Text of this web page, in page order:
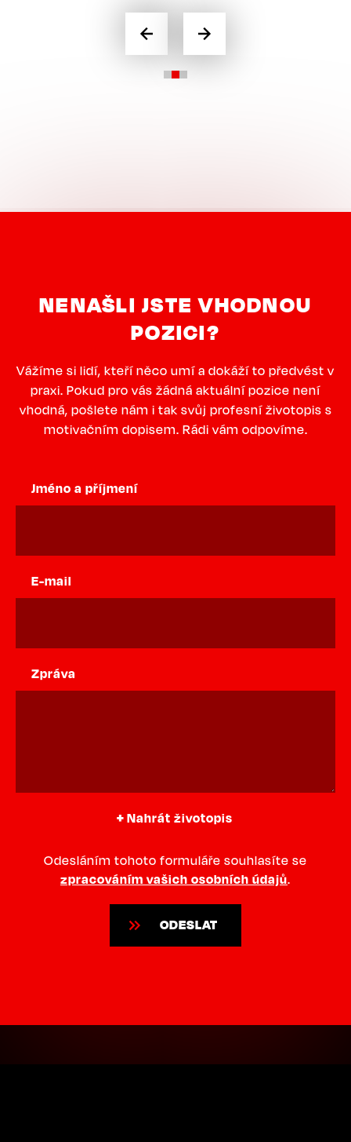
NENAŠLI JSTE VHODNOU
POZICI?
Vážíme si lidí, kteří něco umí a dokáží to předvést v
praxi. Pokud pro vás žádná aktuální pozice není
vhodná, pošlete nám i tak svůj profesní životopis s
motivačním dopisem. Rádi vám odpovíme.
Jméno a příjmení
E-mail
Zpráva
Nahrát životopis
Odesláním tohoto formuláře souhlasíte se
zpracováním vašich osobních údajů.